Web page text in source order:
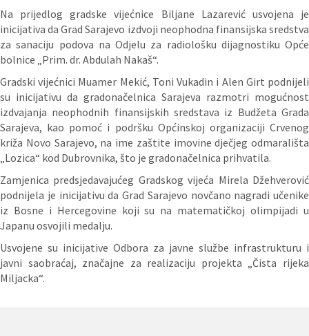
Na prijedlog gradske vijećnice Biljane Lazarević usvojena je
inicijativa da Grad Sarajevo izdvoji neophodna finansijska sredstva
za sanaciju podova na Odjelu za radiološku dijagnostiku Opće
bolnice „Prim. dr. Abdulah Nakaš“.
Gradski vijećnici Muamer Mekić, Toni Vukadin i Alen Girt podnijeli
su inicijativu da gradonačelnica Sarajeva razmotri mogućnost
izdvajanja neophodnih finansijskih sredstava iz Budžeta Grada
Sarajeva, kao pomoć i podršku Općinskoj organizaciji Crvenog
križa Novo Sarajevo, na ime zaštite imovine dječjeg odmarališta
„Lozica“ kod Dubrovnika, što je gradonačelnica prihvatila.
Zamjenica predsjedavajućeg Gradskog vijeća Mirela Džehverović
podnijela je inicijativu da Grad Sarajevo novčano nagradi učenike
iz Bosne i Hercegovine koji su na matematičkoj olimpijadi u
Japanu osvojili medalju.
Usvojene su inicijative Odbora za javne službe infrastrukturu i
javni saobraćaj, značajne za realizaciju projekta „Čista rijeka
Miljacka“.